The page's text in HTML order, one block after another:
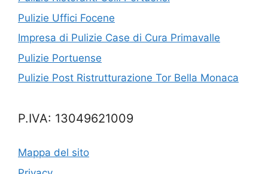
Pulizie Uffici Focene
Impresa di Pulizie Case di Cura Primavalle
Pulizie Portuense
Pulizie Post Ristrutturazione Tor Bella Monaca
P.IVA: 13049621009
Mappa del sito